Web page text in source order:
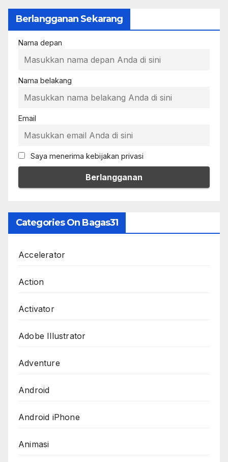
Berlangganan Sekarang
Nama depan
Nama belakang
Email
Saya menerima kebijakan privasi
Categories On Bagas31
Accelerator
Action
Activator
Adobe Illustrator
Adventure
Android
Android iPhone
Animasi